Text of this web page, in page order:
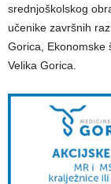
srednjoškolskog
učenike završnih
Gorica, Ekonomske
Velika Gorica.